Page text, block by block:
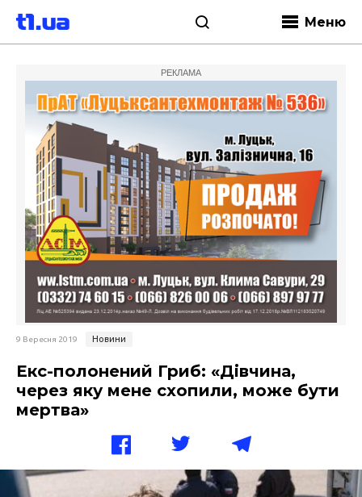
Меню
РЕКЛАМА
9 Вересня 2019 Новини
Екс-полонений Гриб: «Дівчина,
через яку мене схопили, може бути
мертва»